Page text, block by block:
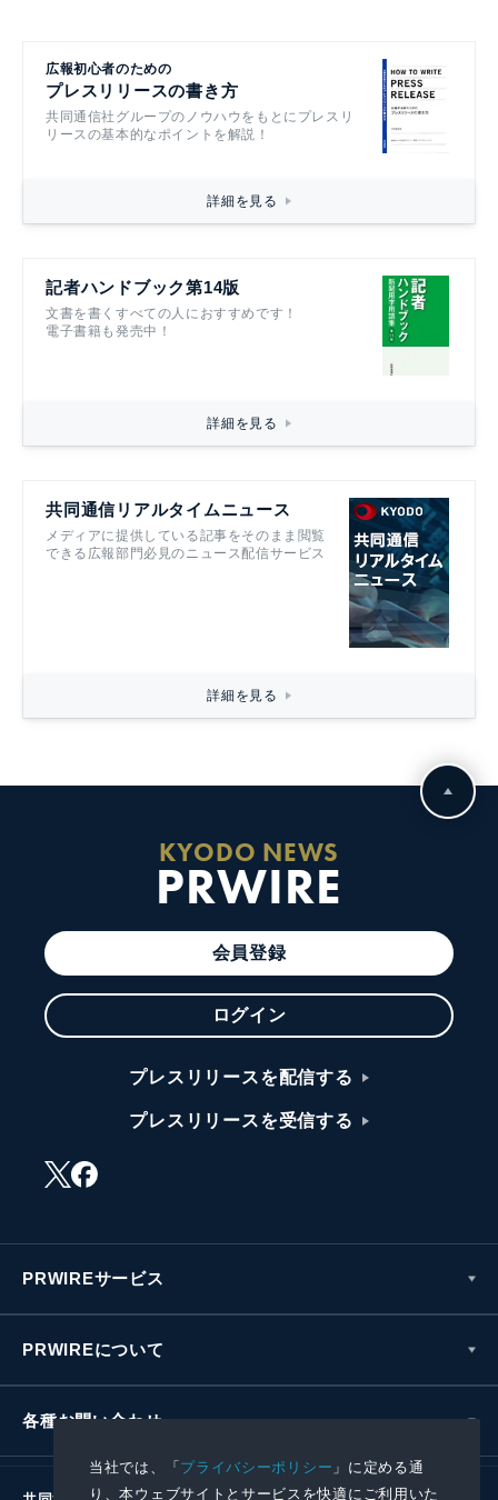
当社では、「プライバシーポリシー 」に定める通
り、本ウェブサイトとサービスを快適にご利用いた
広報初心者のための
プレスリリースの書き方
共同通信社グループのノウハウをもとにプレスリ
リースの基本的なポイントを解説！
詳細を見る
記者ハンドブック第14版
文書を書くすべての人におすすめです！
電子書籍も発売中！
詳細を見る
共同通信リアルタイムニュース
メディアに提供している記事をそのまま閲覧
できる広報部門必見のニュース配信サービス
詳細を見る
KYODO NEWS
PRWIRE
会員登録
ログイン
プレスリリースを配信する
プレスリリースを受信する
PRWIREサービス
PRWIREについて
各種お問い合わせ